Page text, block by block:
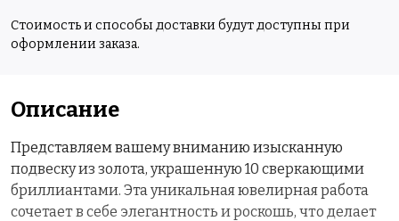
Стоимость и способы доставки будут доступны при
оформлении заказа.
Описание
Представляем вашему вниманию изысканную
подвеску из золота, украшенную 10 сверкающими
бриллиантами. Эта уникальная ювелирная работа
сочетает в себе элегантность и роскошь, что делает